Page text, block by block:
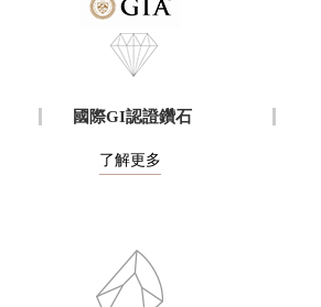
國際GI認證鑽石
了解更多